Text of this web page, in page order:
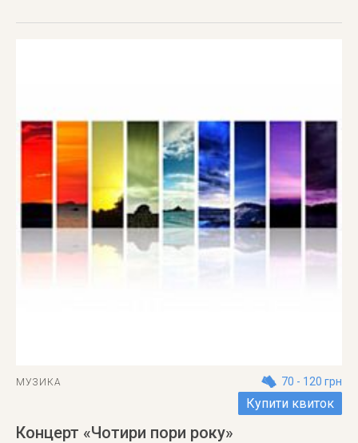
МУЗИКА 70 - 120 грн
Купити квиток
Концерт «Чотири пори року»